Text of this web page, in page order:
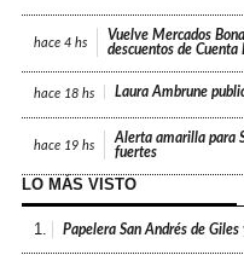
hace 4 hs
Vuelve Mercados
descuentos de Cuenta
hace 18 hs Laura Ambrune
hace 19 hs
Alerta amarilla para
fuertes
LO MÁS VISTO
1. Papelera San Andrés de